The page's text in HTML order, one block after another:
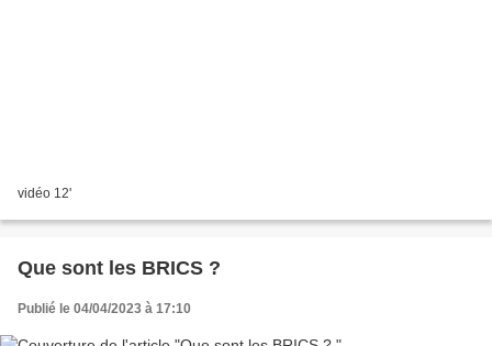
vidéo 12'
Que sont les BRICS ?
Publié le 04/04/2023 à 17:10